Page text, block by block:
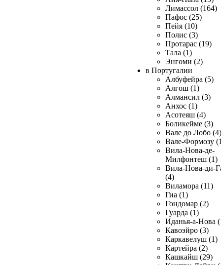
Лимассол (164)
Пафос (25)
Пейя (10)
Полис (3)
Протарас (19)
Тала (1)
Энгоми (2)
в Португалии
Албуфейра (5)
Алгош (1)
Алмансил (3)
Анхос (1)
Асотеяш (4)
Боликейме (3)
Вале до Лобо (4)
Вале-Формозу
Вила-Нова-де-
Милфонтеш (1)
Вила-Нова-ди-
(4)
Виламора (11)
Гиа (1)
Гондомар (2)
Гуарда (1)
Иданья-а-Нова
Кавоэйро (3)
Каркавелуш (1)
Картейра (2)
Кашкайш (29)